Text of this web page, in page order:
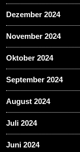
Dezember 2024
November 2024
Oktober 2024
September 2024
August 2024
Juli 2024
Juni 2024